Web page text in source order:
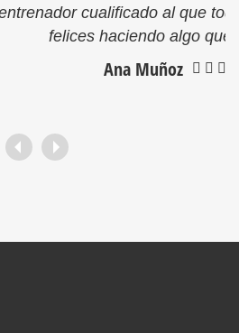
al que todos adoran. Y son
algo que le gustan.